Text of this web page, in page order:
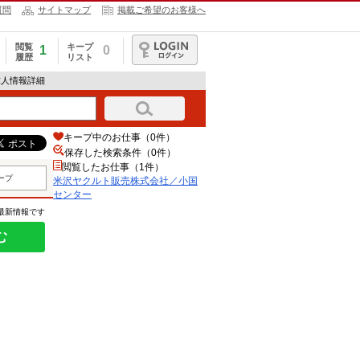
問 サイトマップ 掲載ご希望のお客様へ
閲覧
履歴
1
キープ
リスト
0
ログイン
情報詳細
プ
新情報です
キープ中のお仕事（0件）
保存した検索条件（0件）
閲覧したお仕事（1件）
米沢ヤクルト販売株式会社／小国
センター